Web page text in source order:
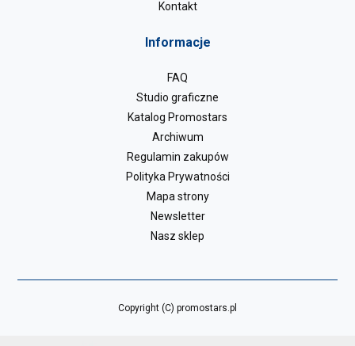
Kontakt
Informacje
FAQ
Studio graficzne
Katalog Promostars
Archiwum
Regulamin zakupów
Polityka Prywatności
Mapa strony
Newsletter
Nasz sklep
Copyright (C) promostars.pl